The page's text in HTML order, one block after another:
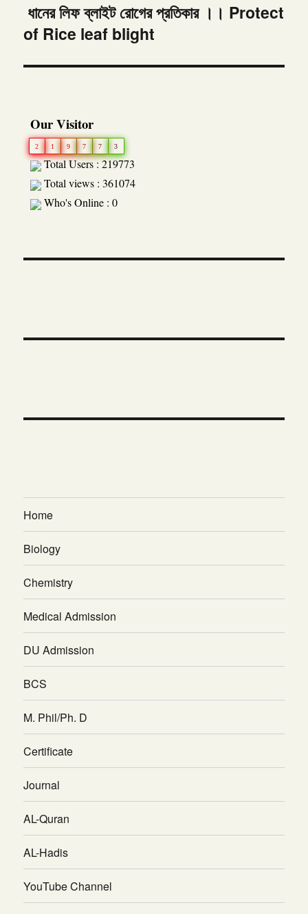
Next
post:
ধানের লিফ ব্লাইট রোগের প্রতিকার ।। Protect
of Rice leaf blight
Our Visitor
2 1 9 7 7 3
Total Users : 219773
Total views : 361074
Who's Online : 0
Home
Biology
Chemistry
Medical Admission
DU Admission
BCS
M. Phil/Ph. D
Certificate
Journal
AL-Quran
AL-Hadis
YouTube Channel